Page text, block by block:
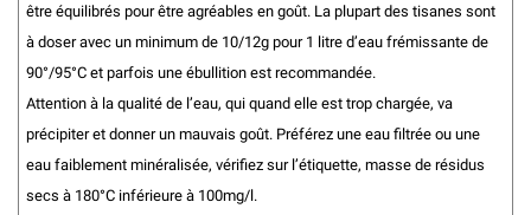
être équilibrés pour être agréables en goût. La plupart des tisanes sont
à doser avec un minimum de 10/12g pour 1 litre d’eau frémissante de
90°/95°C et parfois une ébullition est recommandée.
Attention à la qualité de l’eau, qui quand elle est trop chargée, va
précipiter et donner un mauvais goût. Préférez une eau filtrée ou une
eau faiblement minéralisée, vérifiez sur l’étiquette, masse de résidus
secs à 180°C inférieure à 100mg/l.